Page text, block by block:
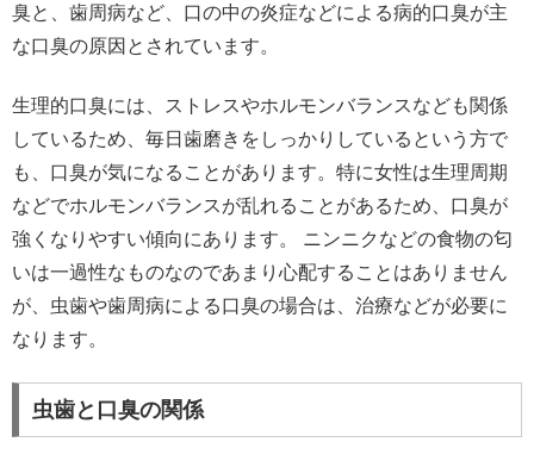
臭と、歯周病など、口の中の炎症などによる病的口臭が主
な口臭の原因とされています。
生理的口臭には、ストレスやホルモンバランスなども関係
しているため、毎日歯磨きをしっかりしているという方で
も、口臭が気になることがあります。特に女性は生理周期
などでホルモンバランスが乱れることがあるため、口臭が
強くなりやすい傾向にあります。 ニンニクなどの食物の匂
いは一過性なものなのであまり心配することはありません
が、虫歯や歯周病による口臭の場合は、治療などが必要に
なります。
虫歯と口臭の関係